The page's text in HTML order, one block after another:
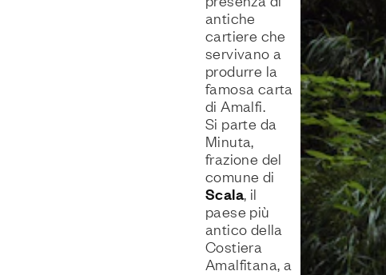
antiche
cartiere che
servivano a
produrre la
famosa carta
di Amalfi.
Si parte da
Minuta,
frazione del
comune di
Scala , il
paese più
antico della
Costiera
Amalfitana, a